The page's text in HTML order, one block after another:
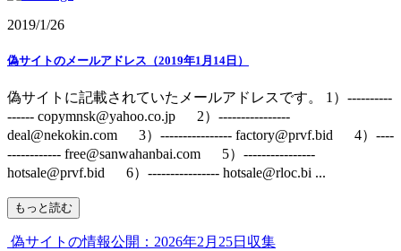
2019/1/26
偽サイトのメールアドレス（2019年1月14日）
偽サイトに記載されていたメールアドレスです。 1）----------
------ copymnsk@yahoo.co.jp 2）----------------
deal@nekokin.com 3）---------------- factory@prvf.bid 4）----
------------ free@sanwahanbai.com 5）----------------
hotsale@prvf.bid 6）---------------- hotsale@rloc.bi ...
もっと読む
偽サイトの情報公開：2026年2月25日収集